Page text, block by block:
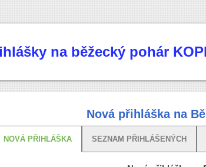
na běžecký pohár
Nová přihláška na
NOVÁ PŘIHLÁŠKA SEZNAM PŘIHLÁŠENÝCH